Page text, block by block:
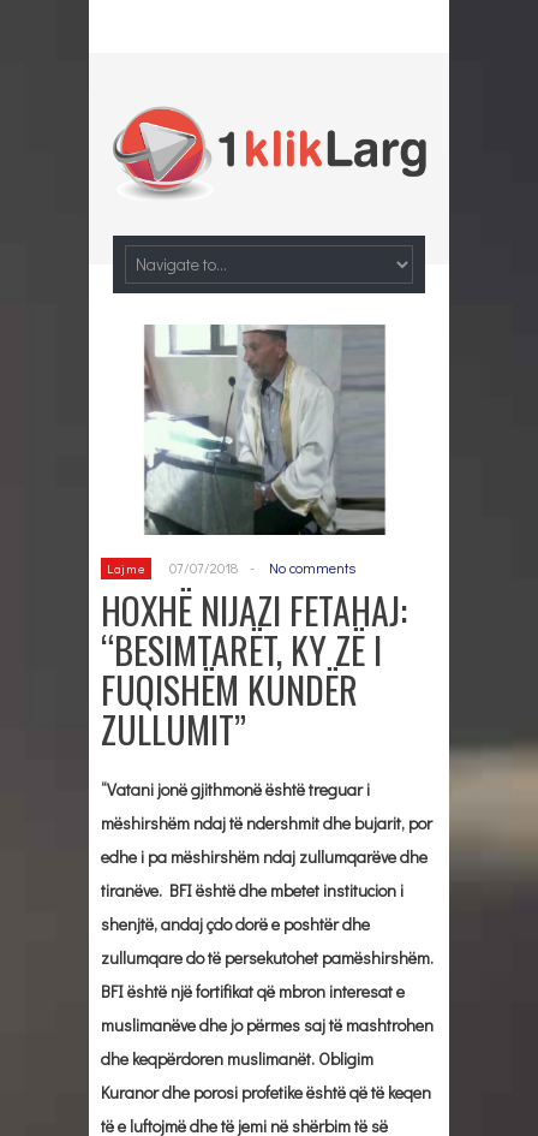
Lajme 07/07/2018 - No comments
HOXHË NIJAZI FETAHAJ:
“BESIMTARËT, KY ZË I
FUQISHËM KUNDËR
ZULLUMIT”
“Vatani jonë gjithmonë është treguar i
mëshirshëm ndaj të ndershmit dhe bujarit, por
edhe i pa mëshirshëm ndaj zullumqarëve dhe
tiranëve. BFI është dhe mbetet institucion i
shenjtë, andaj çdo dorë e poshtër dhe
zullumqare do të persekutohet pamëshirshëm.
BFI është një fortifikat që mbron interesat e
muslimanëve dhe jo përmes saj të mashtrohen
dhe keqpërdoren muslimanët. Obligim
Kuranor dhe porosi profetike është që të keqen
të e luftojmë dhe të jemi në shërbim të së